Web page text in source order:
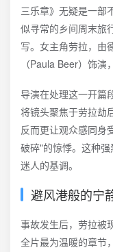
三乐章》无疑是一部
似寻常的乡间周末旅
写。女主角劳拉，由
（Paula Beer）饰演
导演在处理这一开篇
将镜头聚焦于劳拉劫
反而更让观众感同身
破碎"的惊悸。这种
迷人的基调。
避风港般的宁
事故发生后，劳拉被
全片最为温暖的章节